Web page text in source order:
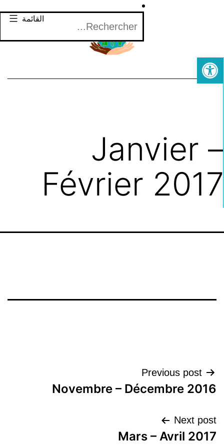
Open toolbar
القائمة Rechercher
Janvier
Février
تصفّح
المقالات
Previous post
Novembre – Décembre 2016
Next post
Mars – Avril 2017